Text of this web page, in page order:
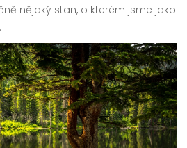
nějaký stan, o kterém jsme jako